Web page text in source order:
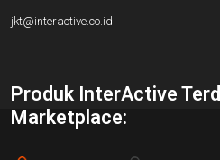
jkt@interactive.co.id
Produk InterActive
Marketplace: